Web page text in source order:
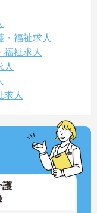
福祉求人
祉求人
人
求人
護